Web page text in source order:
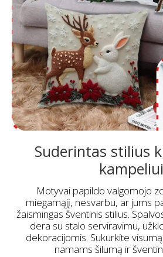
Suderintas stilius
kampeliui
Motyvai papildo valgomojo
miegamąjį, nesvarbu, ar jums
žaismingas šventinis stilius.
dera su stalo serviravimu,
dekoracijomis. Sukurkite
namams šilumą ir